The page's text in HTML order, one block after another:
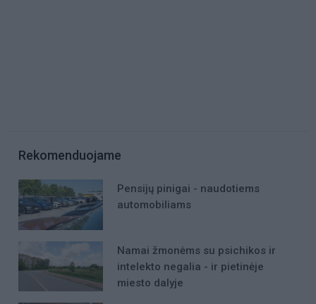
Rekomenduojame
Pensijų pinigai - naudotiems
automobiliams
Namai žmonėms su psichikos ir
intelekto negalia - ir pietinėje
miesto dalyje